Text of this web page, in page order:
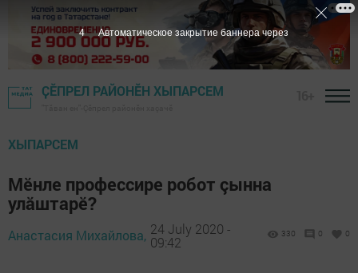
ҪӖПРЕЛ РАЙОНӖН ХЫПАРСЕМ
ХЫПАРСЕМ
Мӗнле профессире робот çынна
улăштарӗ?
Анастасия Михайлова, 24 July 2020 -
09:42
330 0 0
3 Автоматическое закрытие баннера через